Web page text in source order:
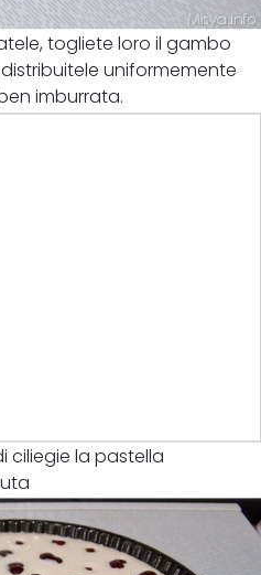
togliete loro il gambo
uniformemente
imburrata.
ciliegie la pastella